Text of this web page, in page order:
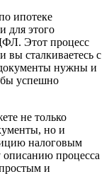
ипотеке
для этого
Этот процесс
вы сталкиваетесь с
нужны и
успешно
не только
но и
налоговым
описанию процесса
и